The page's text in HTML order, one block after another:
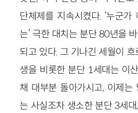
단체제를 지속시켰다. ‘누군
는’ 극한 대치는 분단 80년을
되고 있다. 그 기나긴 세월이
생을 비롯한 분단 1세대는 이
채 대부분 돌아가시고, 이제는
는 사실조차 생소한 분단 3세